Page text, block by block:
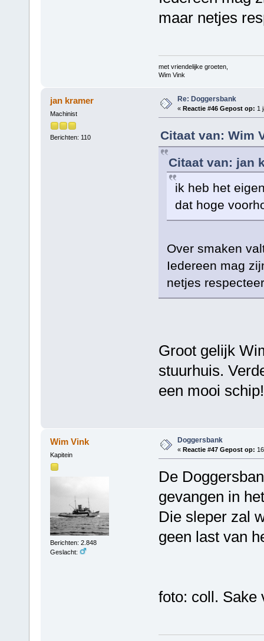
maar netjes
met vriendelijke groeten,
Wim Vink
jan kramer
Machinist
Berichten: 110
Re: Doggersbank
« Reactie #46 Gepost op: 1
Citaat van: Wim
Citaat van: jan
ik heb het
dat hoge
Over smaken
Iedereen mag
netjes
Groot gelijk
stuurhuis.
een mooi schip!
Wim Vink
Kapitein
Berichten: 2.848
Geslacht:
Doggersbank
« Reactie #47 Gepost op:
De
gevangen in
Die sleper zal
geen last van
foto: coll. Sake